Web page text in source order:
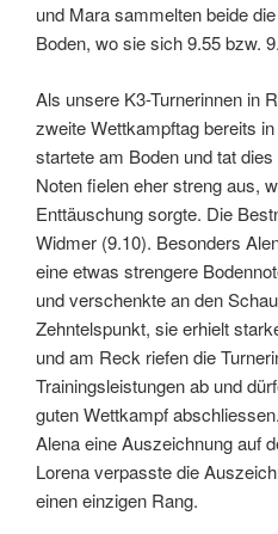
und Mara sammelten beide
Boden, wo sie sich 9.55 bzw.
Als unsere K3-Turnerinnen in
zweite Wettkampftag bereits
startete am Boden und tat
Noten fielen eher streng aus,
Enttäuschung sorgte. Die
Widmer (9.10). Besonders
eine etwas strengere
und verschenkte an den
Zehntelspunkt, sie erhielt
und am Reck riefen die
Trainingsleistungen ab und
guten Wettkampf
Alena eine Auszeichnung auf
Lorena verpasste die
einen einzigen Rang.